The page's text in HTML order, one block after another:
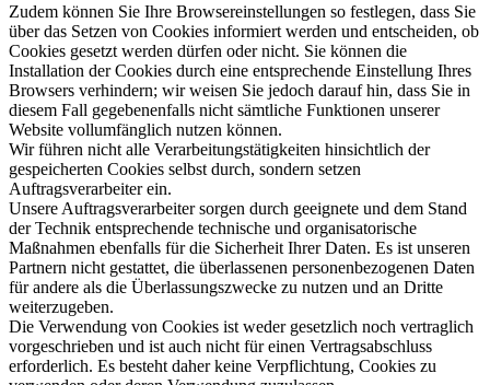
Zudem können Sie Ihre Browsereinstellungen so festlegen, dass Sie
über das Setzen von Cookies informiert werden und entscheiden, ob
Cookies gesetzt werden dürfen oder nicht. Sie können die
Installation der Cookies durch eine entsprechende Einstellung Ihres
Browsers verhindern; wir weisen Sie jedoch darauf hin, dass Sie in
diesem Fall gegebenenfalls nicht sämtliche Funktionen unserer
Website vollumfänglich nutzen können.
Wir führen nicht alle Verarbeitungstätigkeiten hinsichtlich der
gespeicherten Cookies selbst durch, sondern setzen
Auftragsverarbeiter ein.
Unsere Auftragsverarbeiter sorgen durch geeignete und dem Stand
der Technik entsprechende technische und organisatorische
Maßnahmen ebenfalls für die Sicherheit Ihrer Daten. Es ist unseren
Partnern nicht gestattet, die überlassenen personenbezogenen Daten
für andere als die Überlassungszwecke zu nutzen und an Dritte
weiterzugeben.
Die Verwendung von Cookies ist weder gesetzlich noch vertraglich
vorgeschrieben und ist auch nicht für einen Vertragsabschluss
erforderlich. Es besteht daher keine Verpflichtung, Cookies zu